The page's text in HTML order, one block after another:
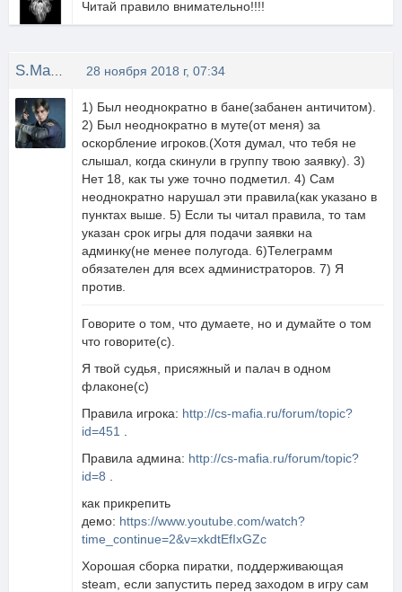
Читай правило внимательно!!!!
28 ноября 2018 г, 07:34
1) Был неоднократно в бане(забанен античитом).
2) Был неоднократно в муте(от меня) за
оскорбление игроков.(Хотя думал, что тебя не
слышал, когда скинули в группу твою заявку). 3)
Нет 18, как ты уже точно подметил. 4) Сам
неоднократно нарушал эти правила(как указано в
пунктах выше. 5) Если ты читал правила, то там
указан срок игры для подачи заявки на
админку(не менее полугода. 6)Телеграмм
обязателен для всех администраторов. 7) Я
против.
Говорите о том, что думаете, но и думайте о том
что говорите(с).
Я твой судья, присяжный и палач в одном
флаконе(с)
Правила игрока: http://cs-mafia.ru/forum/topic?
id=451
Правила админа: http://cs-mafia.ru/forum/topic?
id=8
как прикрепить
демо: https://www.youtube.com/watch?
time_continue=2&v=xkdtEfIxGZc
Хорошая сборка пиратки, поддерживающая
steam, если запустить перед заходом в игру сам